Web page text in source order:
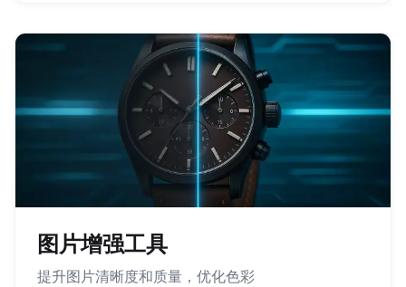
图片增强工具
提升图片清晰度和质量，优化色彩